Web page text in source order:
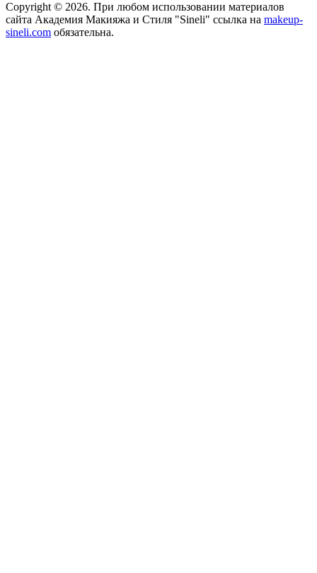
Copyright © 2026. При любом использовании материалов
сайта Академия Макияжа и Стиля "Sineli" ссылка на makeup-
sineli.com обязательна.